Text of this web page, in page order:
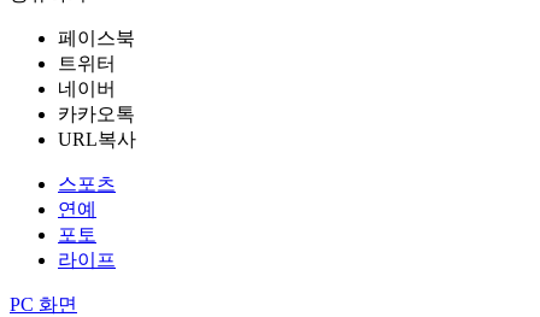
페이스북
트위터
네이버
카카오톡
URL복사
스포츠
연예
포토
라이프
PC 화면